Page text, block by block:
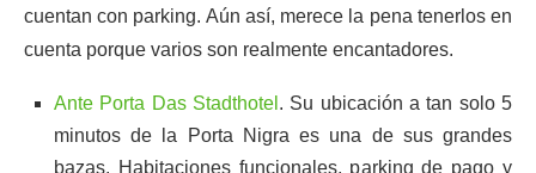
cuentan con parking. Aún así, merece la pena tenerlos en
cuenta porque varios son realmente encantadores.
Ante Porta Das Stadthotel . Su ubicación a tan solo 5
minutos de la Porta Nigra es una de sus grandes
bazas. Habitaciones funcionales, parking de pago y